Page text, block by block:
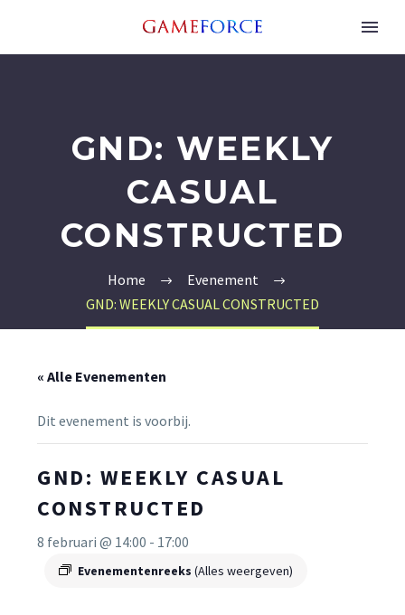
GND: WEEKLY
CASUAL
CONSTRUCTED
Home
Evenement
GND: WEEKLY CASUAL CONSTRUCTED
« Alle Evenementen
Dit evenement is voorbij.
GND: WEEKLY CASUAL
CONSTRUCTED
8 februari @ 14:00 - 17:00
Evenementenreeks (Alles weergeven)